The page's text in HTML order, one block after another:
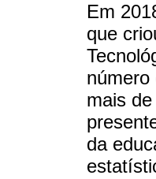
Em
que
número
mais
da